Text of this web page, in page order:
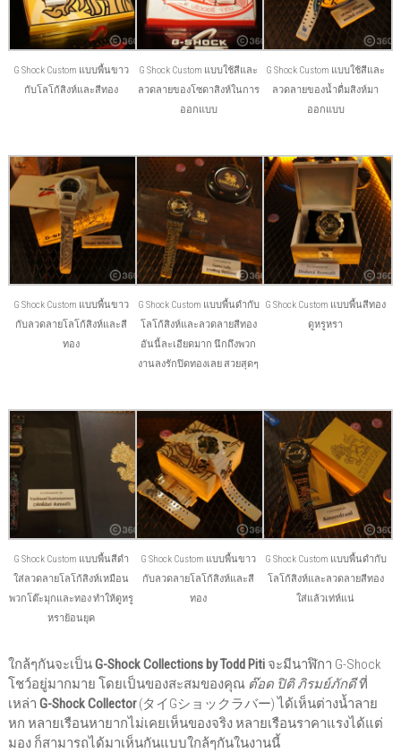
G Shock Custom แบบพื้นขาว
กับโลโก้สิงห์และสีทอง
G Shock Custom แบบใช้สีและ
ลวดลายของโซดาสิงห์ในการ
ออกแบบ
G Shock Custom แบบใช้สีและ
ลวดลายของน้ำดื่มสิงห์มา
ออกแบบ
G Shock Custom แบบพื้นขาว
กับลวดลายโลโก้สิงห์และสี
ทอง
G Shock Custom แบบพื้นดำกับ
โลโก้สิงห์และลวดลายสีทอง
อันนี้ละเอียดมาก นึกถึงพวก
งานลงรักปิดทองเลย สวยสุดๆ
G Shock Custom แบบพื้นสีทอง
ดูหรูหรา
G Shock Custom แบบพื้นสีดำ
ใส่ลวดลายโลโก้สิงห์เหมือน
พวกโต๊ะมุกและทอง ทำให้ดูหรู
หราย้อนยุค
G Shock Custom แบบพื้นขาว
กับลวดลายโลโก้สิงห์และสี
ทอง
G Shock Custom แบบพื้นดำกับ
โลโก้สิงห์และลวดลายสีทอง
ใส่แล้วเท่ห์แน่
ใกล้ๆกันจะเป็นG-Shock Collections by Todd Pitiจะมีนาฬิกา G-Shock
โชว์อยู่มากมาย โดยเป็นของสะสมของคุณ ต๊อด ปิติ ภิรมย์ภักดีที่
เหล่า G-Shock Collector(タイGショックラバー) ได้เห็นต่างน้ำลาย
หก หลายเรือนหายากไม่เคยเห็นของจริง หลายเรือนราคาแรงได้แต่
มอง ก็สามารถได้มาเห็นกันแบบใกล้ๆกันในงานนี้